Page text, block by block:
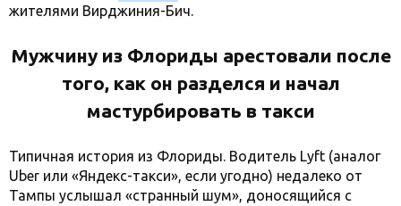
жителями Вирджиния-Бич.
Мужчину из Флориды арестовали после
того, как он разделся и начал
мастурбировать в такси
Типичная история из Флориды. Водитель Lyft (аналог
Uber или «Яндекс-такси», если угодно) недалеко от
Тампы услышал «странный шум», доносящийся с